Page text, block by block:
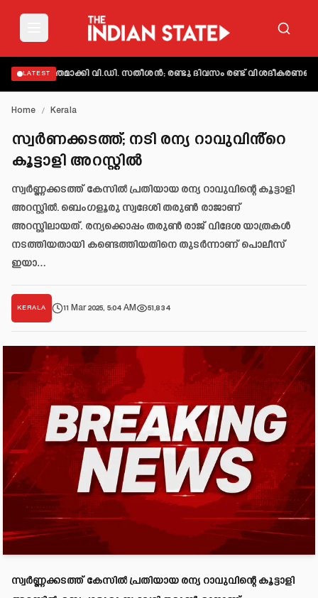
LATEST
വ്യക്തമാക്കി വി.ഡി. സതീശൻ; രണ്ടു ദിവസം രണ്ട് വിശദീകരണമെന്ന്
Home / Kerala
സ്വർണക്കടത്ത്; നടി രന്യ റാവുവിൻ്റെ
കൂട്ടാളി അറസ്റ്റിൽ
സ്വര്‍ണ്ണക്കടത്ത് കേസിൽ പ്രതിയായ രന്യ റാവുവിന്റെ കൂട്ടാളി
അറസ്റ്റിൽ. ബെംഗളൂരു സ്വദേശി തരുൺ രാജാണ്
അറസ്റ്റിലായത്. രന്യക്കൊപ്പം തരുൺ രാജ് വിദേശ യാത്രകൾ
നടത്തിയതായി കണ്ടെത്തിയതിനെ തുടർന്നാണ് പൊലീസ്
ഇയാ…
KERALA 11 Mar 2025, 5:04 AM 51,834
സ്വര്‍ണ്ണക്കടത്ത് കേസിൽ പ്രതിയായ രന്യ റാവുവിന്റെ കൂട്ടാളി